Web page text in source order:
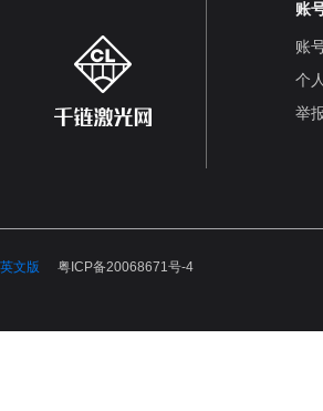
账
账
个
举
英文版 粤ICP备20068671号-4